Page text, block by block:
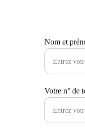
Nom et
Votre n° de